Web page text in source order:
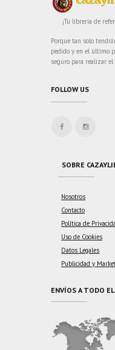
¡Tu librería de
Porque tan solo
pedido y en el último
seguro para realizar el
FOLLOW US
SOBRE
Nosotros
Contacto
Política de
Uso de Cookies
Datos Legales
Publicidad y
ENVÍOS A TODO